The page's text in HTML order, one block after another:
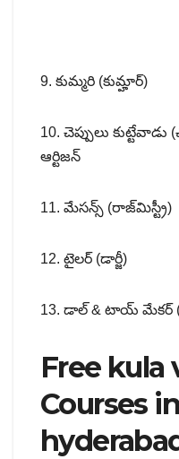
9. కుమ్మరి (కుమ్హార్)
10. చెప్పులు కుట్టేవాడు
ఆర్టిజన్
11. మేసన్స్ (రాజ్‌మిస్ట్రీ)
12. టైలర్ (డార్జీ)
13. డాల్ & టాయ్ మేకర్
Free kula
Courses